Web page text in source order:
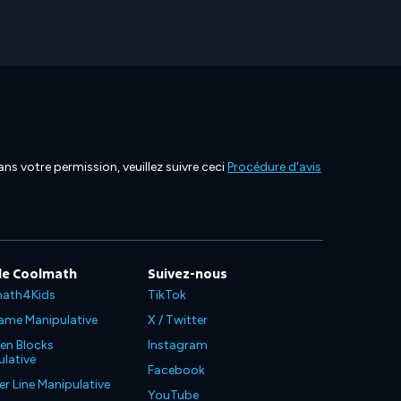
votre permission, veuillez suivre ceciProcédure d'avis
Coolmath
Manipulative
Blocks
Line Manipulative
Suivez-nous
TikTok
X / Twitter
Instagram
Facebook
YouTube